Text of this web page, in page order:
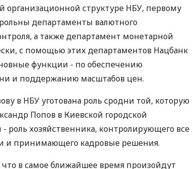
организационной структуре НБУ, первому
департаменты валютного
а также департамент монетарной
с помощью этих департаментов Нацбанк
функции - по обеспечению
и поддержанию масштабов цен.
в НБУ уготована роль сродни той, которую
Попов в Киевской городской
роль хозяйственника, контролирующего все
и принимающего кадровые решения.
в самое ближайшее время произойдут